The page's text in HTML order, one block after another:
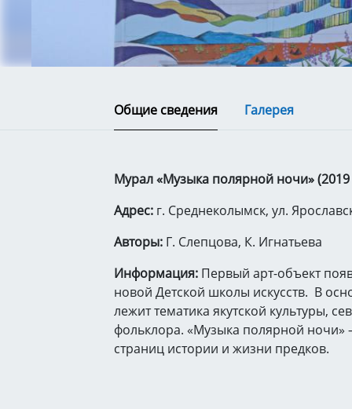
Общие сведения Галерея
Мурал «Музыка полярной ночи» (2019
Адрес: г. Среднеколымск, ул.
Авторы: Г. Слепцова, К. Игнатьева
Информация: Первый арт-объект
новой Детской школы искусств. В
лежит тематика якутской культуры,
фольклора. «Музыка полярной
страниц истории и жизни предков.